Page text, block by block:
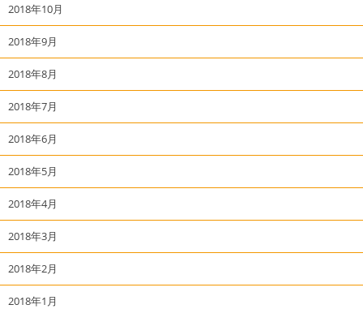
2018年10月
2018年9月
2018年8月
2018年7月
2018年6月
2018年5月
2018年4月
2018年3月
2018年2月
2018年1月